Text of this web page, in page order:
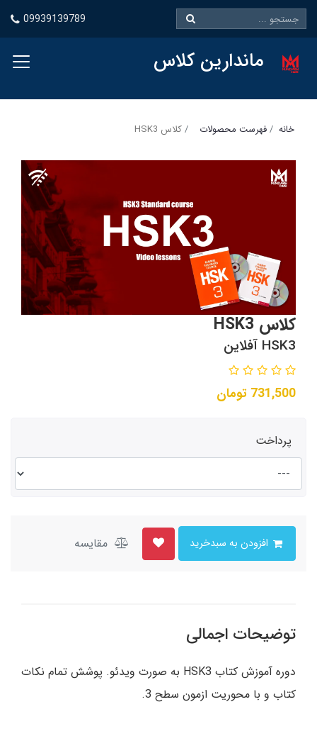
09939139789
ماندارین کلاس
خانه فهرست محصولات کلاس HSK3
کلاس HSK3
HSK3 آفلاین
731,500 تومان
پرداخت
مقایسه
توضیحات اجمالی
دوره آموزش کتاب HSK3 به صورت ویدئو. پوشش تمام نکات
کتاب و با محوریت ازمون سطح 3.